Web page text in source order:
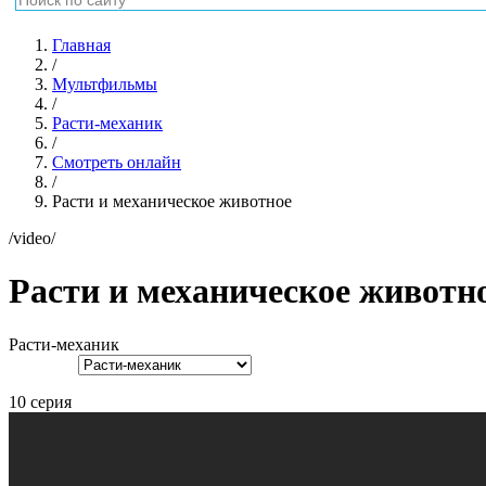
Главная
/
Мультфильмы
/
Расти-механик
/
Смотреть онлайн
/
Расти и механическое животное
/video/
Расти и механическое
Расти-механик
10 серия